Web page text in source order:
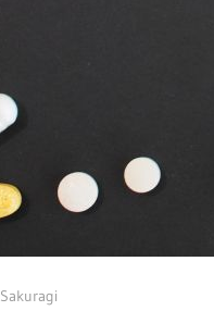
Sakuragi